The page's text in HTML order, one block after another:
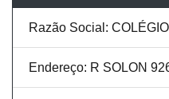
Razão Social:
Endereço: R SOLON